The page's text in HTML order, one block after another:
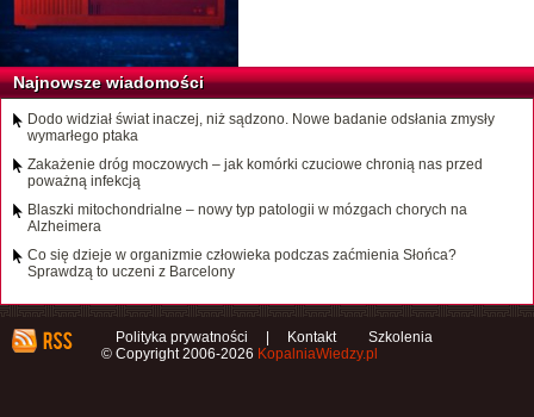
Najnowsze wiadomości
Dodo widział świat inaczej, niż sądzono. Nowe badanie odsłania zmysły
wymarłego ptaka
Zakażenie dróg moczowych – jak komórki czuciowe chronią nas przed
poważną infekcją
Blaszki mitochondrialne – nowy typ patologii w mózgach chorych na
Alzheimera
Co się dzieje w organizmie człowieka podczas zaćmienia Słońca?
Sprawdzą to uczeni z Barcelony
Polityka prywatności Kontakt
Szkolenia
© Copyright 2006-2026 KopalniaWiedzy.pl